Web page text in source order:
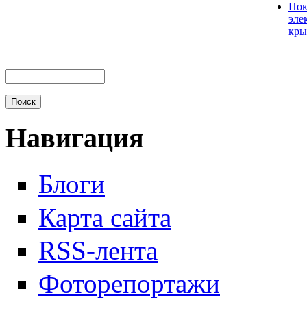
Навигация
Блоги
Карта сайта
RSS-лента
Фоторепортажи